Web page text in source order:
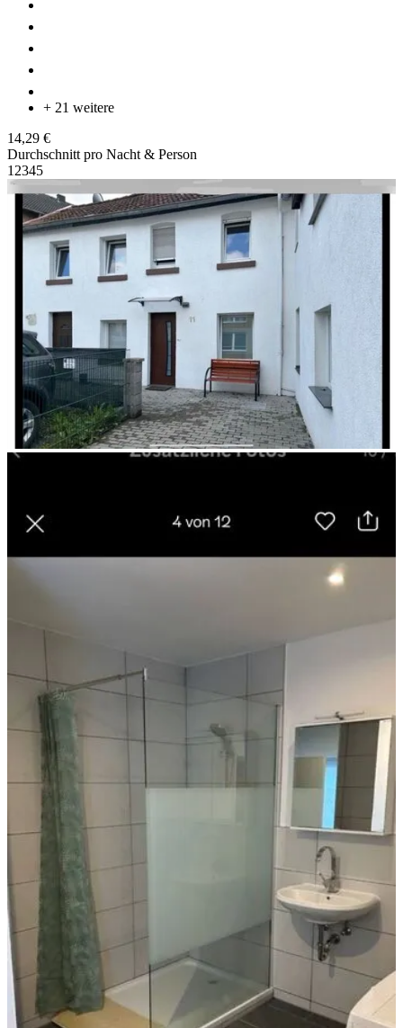
+ 21 weitere
14,29 €
Durchschnitt pro Nacht & Person
1 2345